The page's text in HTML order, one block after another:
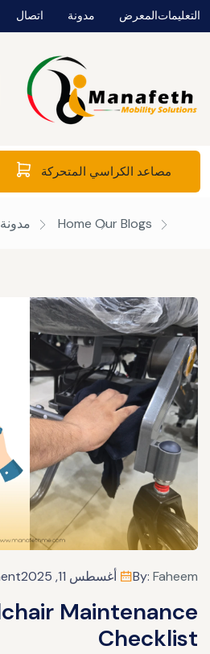
التعليماتالمعرض مدونة اتصال
مصاعد الكراسي المتحركة
Home Our Blogs مدونة
By: Faheem أغسطس 11, 2025
Maintenance
Checklist